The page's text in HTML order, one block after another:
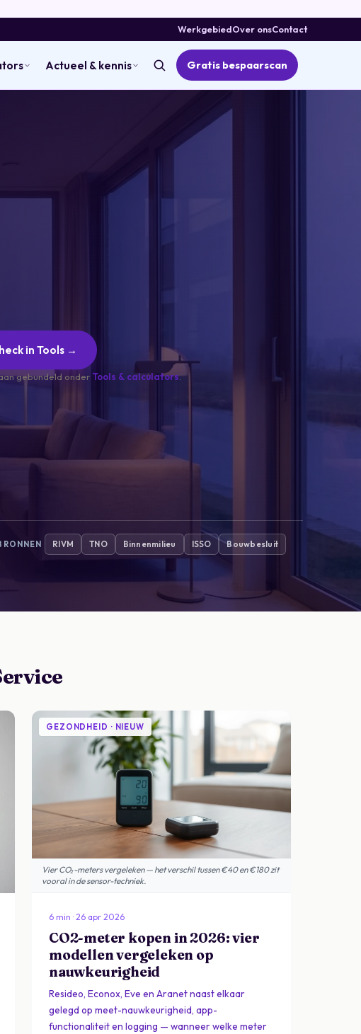
WerkgebiedOver onsContact
Actueel & kennis Gratis bespaarscan
in Tools →
gebundeld onder Tools & calculators.
RIVM TNO Binnenmilieu ISSO Bouwbesluit
GEZONDHEID · NIEUW
Vier CO₂-meters vergeleken — het verschil tussen €40 en €180 zit
vooral in de sensor-techniek.
6 min · 26 apr 2026
CO2-meter kopen in 2026: vier
modellen vergeleken op
nauwkeurigheid
Resideo, Econox, Eve en Aranet naast elkaar
gelegd op meet-nauwkeurigheid, app-
functionaliteit en logging — wanneer welke meter